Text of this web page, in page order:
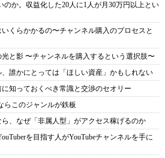
のか。収益化した20人に1人が月30万円以上とい
くらかかるの〜チャンネル購入のプロセスと
光と影 〜チャンネルを購入するという選択肢〜
、誰かにとっては「ほしい資産」かもしれない
知っておくべき常識と交渉のセオリー
らこのジャンルが鉄板
ら、なぜ「非属人型」がアクセス稼げるのか
を目指す人がYouTubeチャンネルを手に